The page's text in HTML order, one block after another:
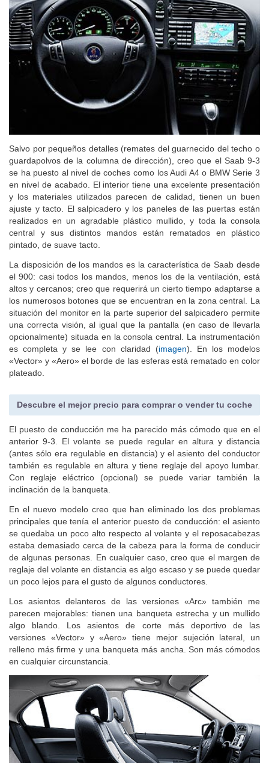
Salvo por pequeños detalles (remates del guarnecido del techo o
guardapolvos de la columna de dirección), creo que el Saab 9-3
se ha puesto al nivel de coches como los Audi A4 o BMW Serie 3
en nivel de acabado. El interior tiene una excelente presentación
y los materiales utilizados parecen de calidad, tienen un buen
ajuste y tacto. El salpicadero y los paneles de las puertas están
realizados en un agradable plástico mullido, y toda la consola
central y sus distintos mandos están rematados en plástico
pintado, de suave tacto.
La disposición de los mandos es la característica de Saab desde
el 900: casi todos los mandos, menos los de la ventilación, está
altos y cercanos; creo que requerirá un cierto tiempo adaptarse a
los numerosos botones que se encuentran en la zona central. La
situación del monitor en la parte superior del salpicadero permite
una correcta visión, al igual que la pantalla (en caso de llevarla
opcionalmente) situada en la consola central. La instrumentación
es completa y se lee con claridad (imagen). En los modelos
«Vector» y «Aero» el borde de las esferas está rematado en color
plateado.
Descubre el mejor precio para comprar o vender tu coche
El puesto de conducción me ha parecido más cómodo que en el
anterior 9-3. El volante se puede regular en altura y distancia
(antes sólo era regulable en distancia) y el asiento del conductor
también es regulable en altura y tiene reglaje del apoyo lumbar.
Con reglaje eléctrico (opcional) se puede variar también la
inclinación de la banqueta.
En el nuevo modelo creo que han eliminado los dos problemas
principales que tenía el anterior puesto de conducción: el asiento
se quedaba un poco alto respecto al volante y el reposacabezas
estaba demasiado cerca de la cabeza para la forma de conducir
de algunas personas. En cualquier caso, creo que el margen de
reglaje del volante en distancia es algo escaso y se puede quedar
un poco lejos para el gusto de algunos conductores.
Los asientos delanteros de las versiones «Arc» también me
parecen mejorables: tienen una banqueta estrecha y un mullido
algo blando. Los asientos de corte más deportivo de las
versiones «Vector» y «Aero» tiene mejor sujeción lateral, un
relleno más firme y una banqueta más ancha. Son más cómodos
en cualquier circunstancia.